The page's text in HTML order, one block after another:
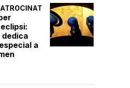
dedica
a